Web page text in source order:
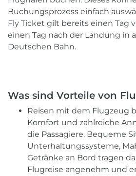
Buchungsprozess einfach
Fly Ticket gilt bereits einen Tag
einen Tag nach der Landung in
Deutschen Bahn.
Was sind Vorteile von
Reisen mit dem Flugzeug
Komfort und zahlreiche
die Passagiere. Bequeme
Unterhaltungssysteme,
Getränke an Bord tragen
Flugreise angenehm und